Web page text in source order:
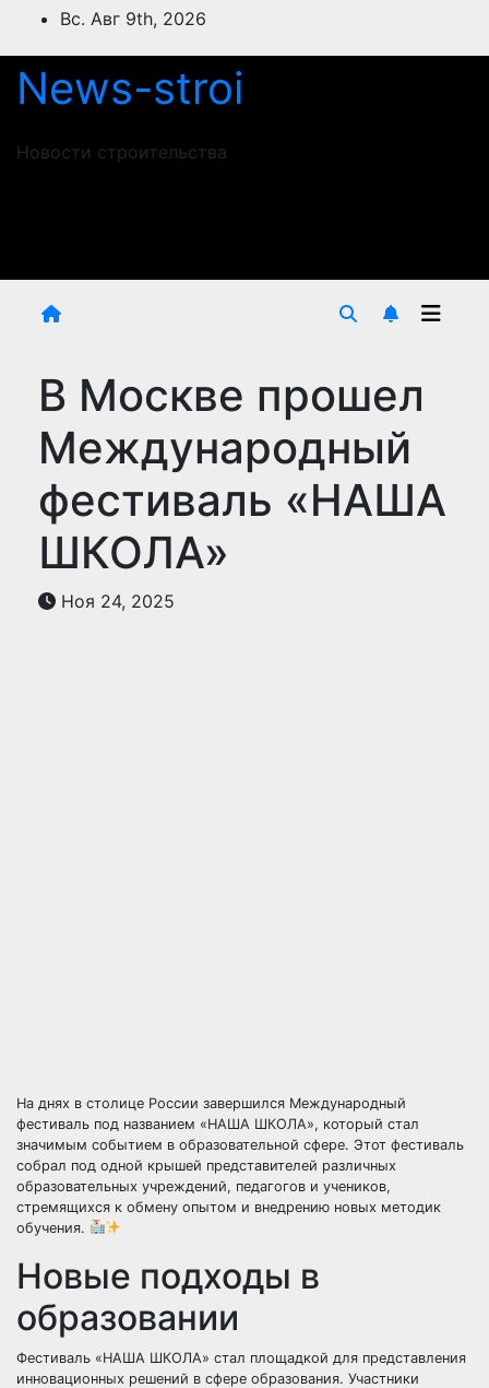
ПерейтиВс. Авг 9th, 2026
News-stroi
Новости строительства
В Москве прошел
Международный
фестиваль «НАША
ШКОЛА»
Ноя 24, 2025
На днях в столице России завершился Международный
фестиваль под названием «НАША ШКОЛА», который стал
значимым событием в образовательной сфере. Этот фестиваль
собрал под одной крышей представителей различных
образовательных учреждений, педагогов и учеников,
стремящихся к обмену опытом и внедрению новых методик
обучения.
Новые подходы в
образовании
Фестиваль «НАША ШКОЛА» стал площадкой для представления
инновационных решений в сфере образования. Участники